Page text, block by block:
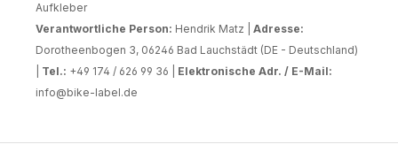
Aufkleber
Verantwortliche Person: Hendrik Matz | Adresse:
Dorotheenbogen 3, 06246 Bad Lauchstädt (DE - Deutschland)
Tel.: +49 174 / 626 99 36 | Elektronische Adr. / E-Mail:
info@bike-label.de